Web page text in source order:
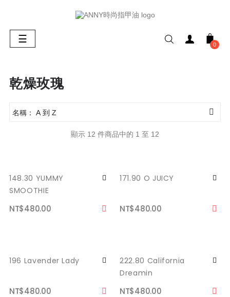
Toggle
navigation
☰ 0
乾燥玫瑰
名稱： A 到 Z 
顯示 12 件商品中的 1 至 12
148.30 YUMMY
SMOOTHIE
NT$480.00
171.90 O JUICY
NT$480.00
196 Lavender Lady
NT$480.00
222.80 California
Dreamin
NT$480.00